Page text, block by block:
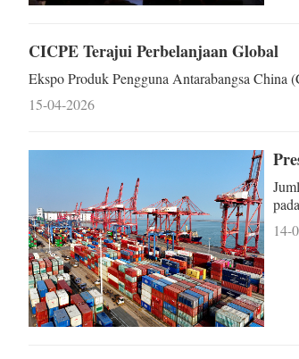
CICPE Terajui Perbelanjaan Global
Ekspo Produk Pengguna Antarabangsa
15-04-2026
14-